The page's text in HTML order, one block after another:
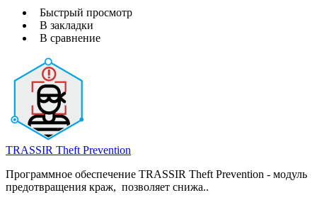
Быстрый просмотр
В закладки
В сравнение
TRASSIR Theft Prevention
Программное обеспечение TRASSIR Theft Prevention - модуль
предотвращения краж, позволяет снижа..